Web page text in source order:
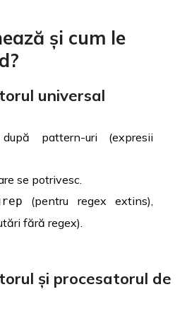
și cum le
universal
pattern-uri (expresii
se potrivesc.
(pentru regex extins),
fără regex).
și procesatorul de